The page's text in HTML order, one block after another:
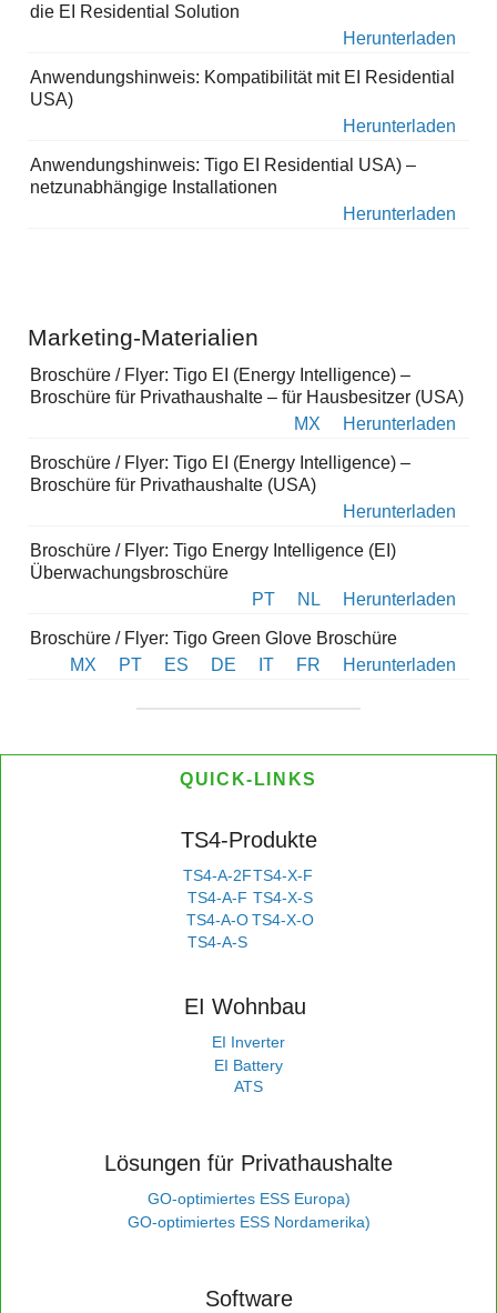
die EI Residential Solution
Herunterladen
Anwendungshinweis: Kompatibilität mit EI Residential
USA)
Herunterladen
Anwendungshinweis: Tigo EI Residential USA) –
netzunabhängige Installationen
Herunterladen
Marketing-Materialien
Broschüre / Flyer: Tigo EI (Energy Intelligence) –
Broschüre für Privathaushalte – für Hausbesitzer (USA)
MX
Herunterladen
Broschüre / Flyer: Tigo EI (Energy Intelligence) –
Broschüre für Privathaushalte (USA)
Herunterladen
Broschüre / Flyer: Tigo Energy Intelligence (EI)
Überwachungsbroschüre
PT
NL Herunterladen
Broschüre / Flyer: Tigo Green Glove Broschüre
MX
PT ES DE IT FR Herunterladen
QUICK-LINKS
TS4-Produkte
TS4-A-2F
TS4-A-F
TS4-A-O
TS4-A-S
TS4-X-F
TS4-X-S
TS4-X-O
EI Wohnbau
EI Inverter
EI Battery
ATS
Lösungen für Privathaushalte
GO-optimiertes ESS Europa)
GO-optimiertes ESS Nordamerika)
Software